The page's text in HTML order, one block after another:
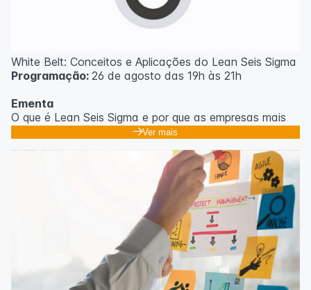
White Belt: Conceitos e Aplicações do Lean Seis Sigma
Programação: 26 de agosto das 19h às 21h
Ementa
O que é Lean Seis Sigma e por que as empresas mais
eficientes do mundo usam;
Introdução ao DMAIC: o roteiro para resolver
Ferramentas essenciais: 5 Porquês, Ishikawa e voz do
Casos práticos de melhoria em processos
administrativos e operacionais;
Próximos passos na jornada Lean Seis Sigma: do White
Ver mais